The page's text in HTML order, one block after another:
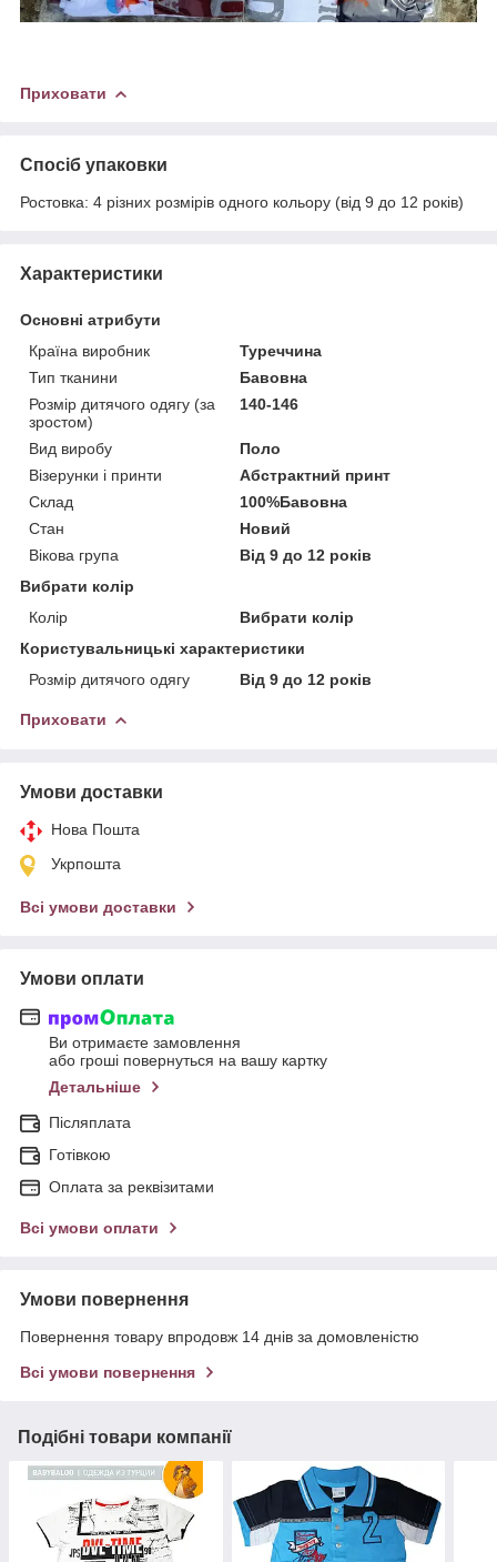
Приховати
Спосіб упаковки
Ростовка: 4 різних розмірів одного кольору (від 9 до 12 років)
Характеристики
Основні атрибути
Країна виробник
Туреччина
Тип тканини
Бавовна
Розмір дитячого одягу (за
зростом)
140-146
Вид виробу
Поло
Візерунки і принти
Абстрактний принт
Склад
100%Бавовна
Стан
Новий
Вікова група
Від 9 до 12 років
Вибрати колір
Колір
Вибрати колір
Користувальницькі характеристики
Розмір дитячого одягу
Від 9 до 12 років
Приховати
Умови доставки
Нова Пошта
Укрпошта
Всі умови доставки
Умови оплати
Ви отримаєте замовлення
або гроші повернуться на вашу картку
Детальніше
Післяплата
Готівкою
Оплата за реквізитами
Всі умови оплати
Умови повернення
Повернення товару впродовж 14 днів за домовленістю
Всі умови повернення
Подібні товари компанії